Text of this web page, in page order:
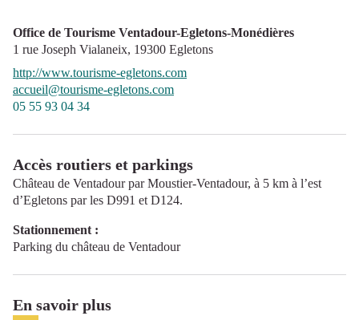
Office de Tourisme Ventadour-Egletons-Monédières
1 rue Joseph Vialaneix, 19300 Egletons
http://www.tourisme-egletons.com
accueil@tourisme-egletons.com
05 55 93 04 34
Accès routiers et parkings
Château de Ventadour par Moustier-Ventadour, à 5 km à l’est
d’Egletons par les D991 et D124.
Stationnement :
Parking du château de Ventadour
En savoir plus